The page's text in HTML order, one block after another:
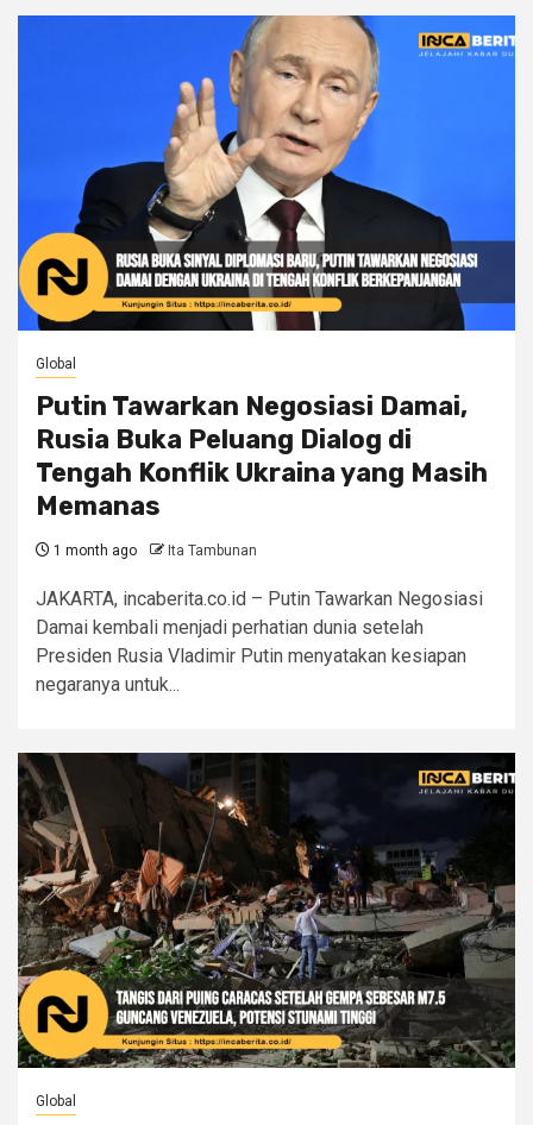
Global
Putin Tawarkan Negosiasi Damai,
Rusia Buka Peluang Dialog di
Tengah Konflik Ukraina yang Masih
Memanas
1 month ago Ita Tambunan
JAKARTA, incaberita.co.id – Putin Tawarkan Negosiasi
Damai kembali menjadi perhatian dunia setelah
Presiden Rusia Vladimir Putin menyatakan kesiapan
negaranya untuk...
Global